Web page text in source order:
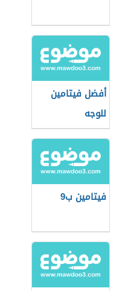
أفضل فيتامين
للوجه
فيتامين ب9